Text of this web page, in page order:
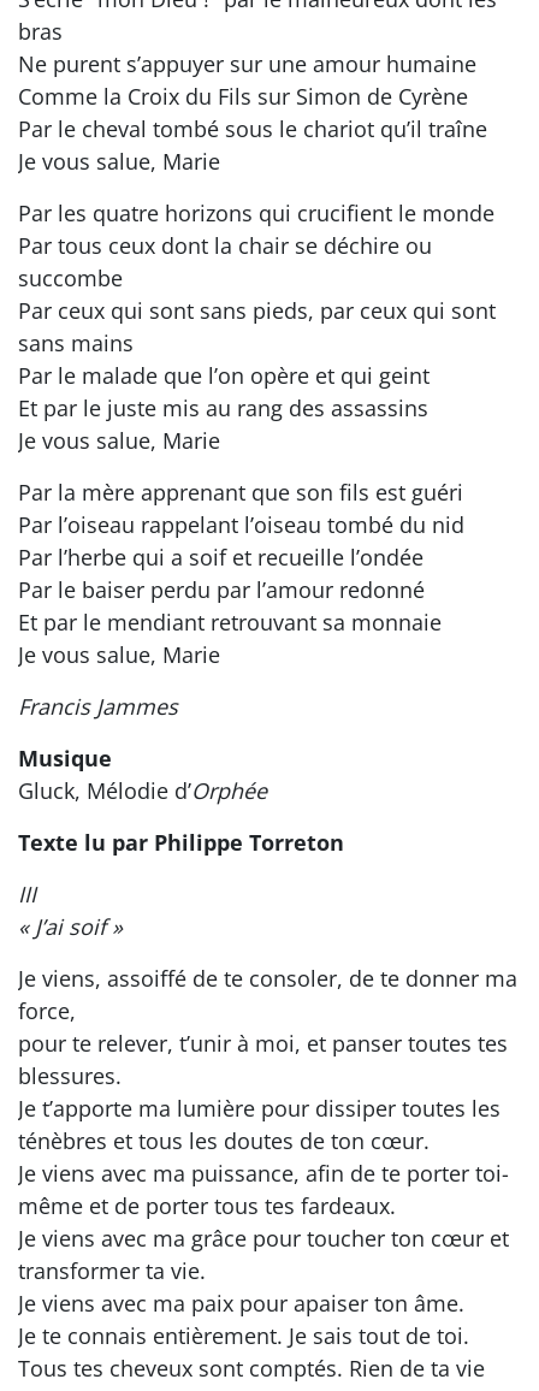
bras
Ne purent s’appuyer sur une amour humaine
Comme la Croix du Fils sur Simon de Cyrène
Par le cheval tombé sous le chariot qu’il traîne
Je vous salue, Marie
Par les quatre horizons qui crucifient le monde
Par tous ceux dont la chair se déchire ou
succombe
Par ceux qui sont sans pieds, par ceux qui sont
sans mains
Par le malade que l’on opère et qui geint
Et par le juste mis au rang des assassins
Je vous salue, Marie
Par la mère apprenant que son fils est guéri
Par l’oiseau rappelant l’oiseau tombé du nid
Par l’herbe qui a soif et recueille l’ondée
Par le baiser perdu par l’amour redonné
Et par le mendiant retrouvant sa monnaie
Je vous salue, Marie
Francis Jammes
Musique
Gluck, Mélodie d’Orphée
Texte lu par Philippe Torreton
III
« J’ai soif »
Je viens, assoiffé de te consoler, de te donner ma
force,
pour te relever, t’unir à moi, et panser toutes tes
blessures.
Je t’apporte ma lumière pour dissiper toutes les
ténèbres et tous les doutes de ton cœur.
Je viens avec ma puissance, afin de te porter toi-
même et de porter tous tes fardeaux.
Je viens avec ma grâce pour toucher ton cœur et
transformer ta vie.
Je viens avec ma paix pour apaiser ton âme.
Je te connais entièrement. Je sais tout de toi.
Tous tes cheveux sont comptés. Rien de ta vie